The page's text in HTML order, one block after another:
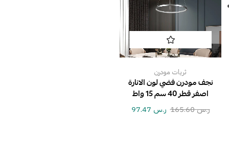
ثريات مودرن
نجف مودرن فضي لون الانارة
اصفر قطر 40 سم 15 واط
ر.س165.60 ر.س